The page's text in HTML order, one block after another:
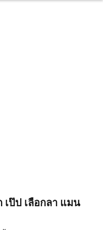
เป๊ป เลือกลา แมน